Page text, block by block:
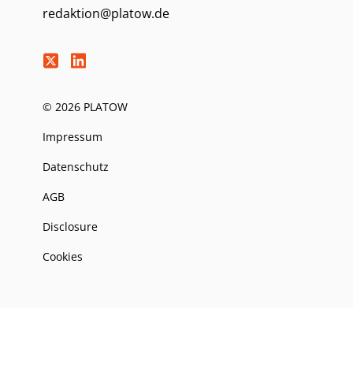
redaktion@platow.de
© 2026 PLATOW
Impressum
Datenschutz
AGB
Disclosure
Cookies